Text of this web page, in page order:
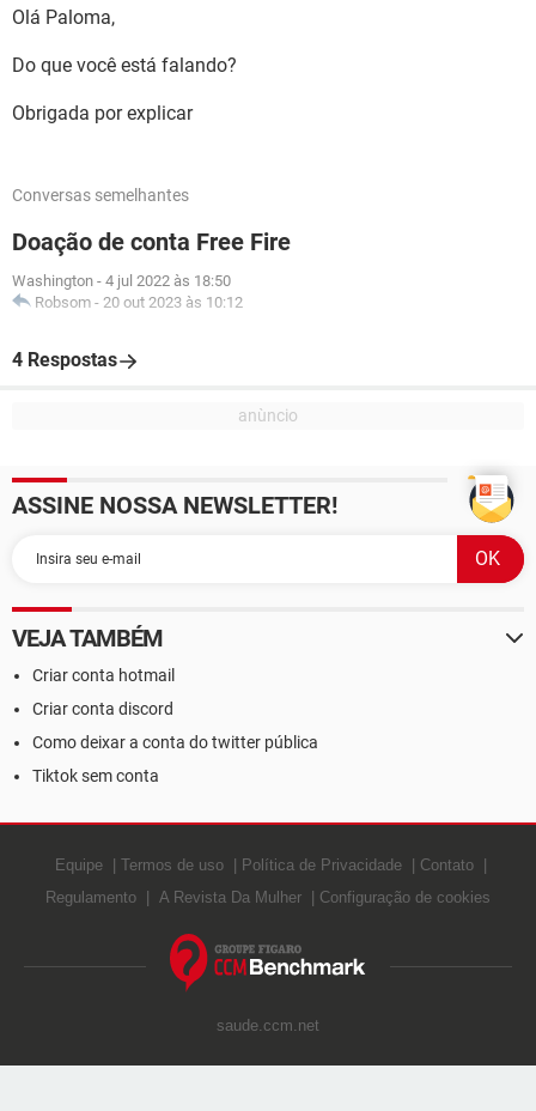
Olá Paloma,
Do que você está falando?
Obrigada por explicar
Conversas semelhantes
Doação de conta Free Fire
Washington - 4 jul 2022 às 18:50
Robsom - 20 out 2023 às 10:12
4 Respostas
ASSINE NOSSA NEWSLETTER!
VEJA TAMBÉM
Criar conta hotmail
Criar conta discord
Como deixar a conta do twitter pública
Tiktok sem conta
Equipe Termos de uso Política de Privacidade
Contato
Regulamento
A Revista Da Mulher Configuração de cookies
saude.ccm.net